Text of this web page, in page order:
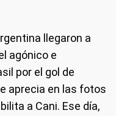
llegaron a
agónico e
por el gol de
aprecia en las fotos
a Cani. Ese día,